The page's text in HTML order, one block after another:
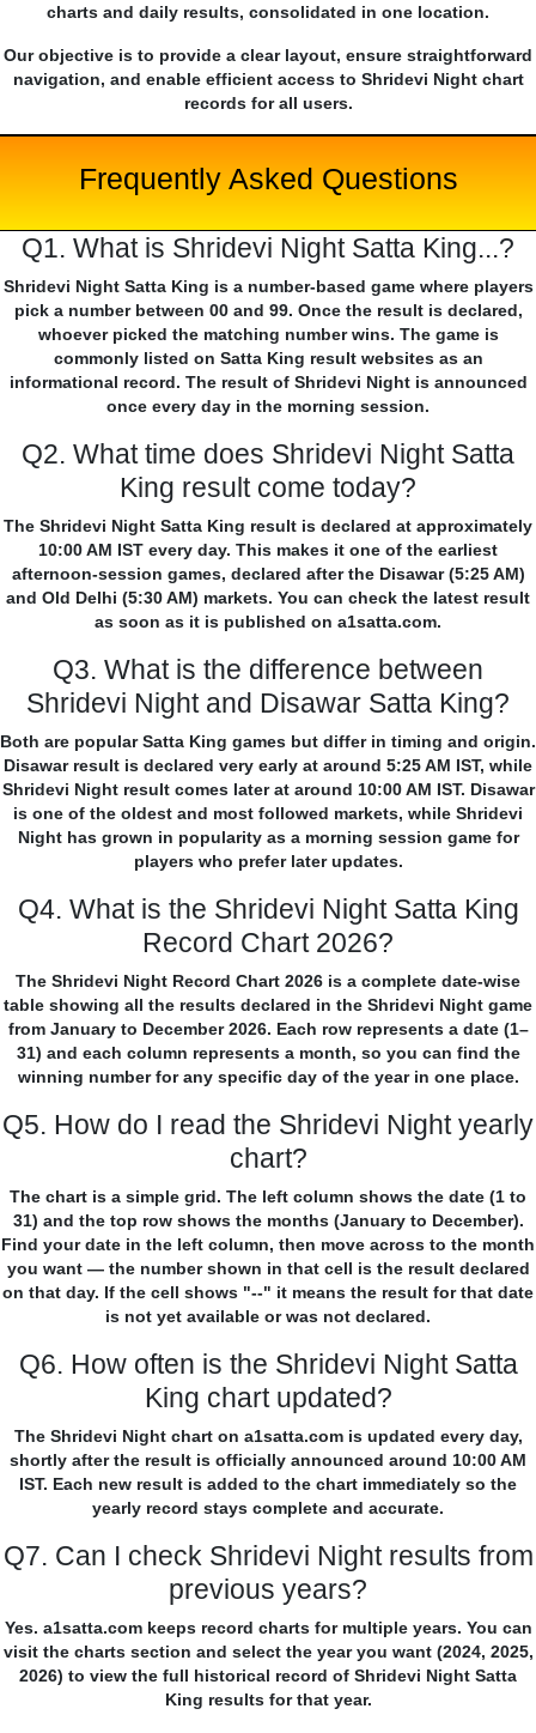
charts and daily results, consolidated in one location.
Our objective is to provide a clear layout, ensure straightforward
navigation, and enable efficient access to Shridevi Night chart
records for all users.
Frequently Asked Questions
Q1. What is Shridevi Night Satta King...?
Shridevi Night Satta King is a number-based game where players
pick a number between 00 and 99. Once the result is declared,
whoever picked the matching number wins. The game is
commonly listed on Satta King result websites as an
informational record. The result of Shridevi Night is announced
once every day in the morning session.
Q2. What time does Shridevi Night Satta
King result come today?
The Shridevi Night Satta King result is declared at approximately
10:00 AM IST every day. This makes it one of the earliest
afternoon-session games, declared after the Disawar (5:25 AM)
and Old Delhi (5:30 AM) markets. You can check the latest result
as soon as it is published on a1satta.com.
Q3. What is the difference between
Shridevi Night and Disawar Satta King?
Both are popular Satta King games but differ in timing and origin.
Disawar result is declared very early at around 5:25 AM IST, while
Shridevi Night result comes later at around 10:00 AM IST. Disawar
is one of the oldest and most followed markets, while Shridevi
Night has grown in popularity as a morning session game for
players who prefer later updates.
Q4. What is the Shridevi Night Satta King
Record Chart 2026?
The Shridevi Night Record Chart 2026 is a complete date-wise
table showing all the results declared in the Shridevi Night game
from January to December 2026. Each row represents a date (1–
31) and each column represents a month, so you can find the
winning number for any specific day of the year in one place.
Q5. How do I read the Shridevi Night yearly
chart?
The chart is a simple grid. The left column shows the date (1 to
31) and the top row shows the months (January to December).
Find your date in the left column, then move across to the month
you want — the number shown in that cell is the result declared
on that day. If the cell shows "--" it means the result for that date
is not yet available or was not declared.
Q6. How often is the Shridevi Night Satta
King chart updated?
The Shridevi Night chart on a1satta.com is updated every day,
shortly after the result is officially announced around 10:00 AM
IST. Each new result is added to the chart immediately so the
yearly record stays complete and accurate.
Q7. Can I check Shridevi Night results from
previous years?
Yes. a1satta.com keeps record charts for multiple years. You can
visit the charts section and select the year you want (2024, 2025,
2026) to view the full historical record of Shridevi Night Satta
King results for that year.